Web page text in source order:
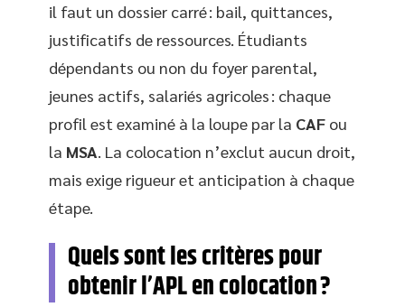
il faut un dossier carré : bail, quittances,
justificatifs de ressources. Étudiants
dépendants ou non du foyer parental,
jeunes actifs, salariés agricoles : chaque
profil est examiné à la loupe par la CAF ou
la MSA . La colocation n’exclut aucun droit,
mais exige rigueur et anticipation à chaque
étape.
Quels sont les critères pour
obtenir l’APL en colocation ?